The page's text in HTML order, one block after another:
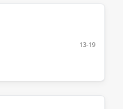
13-19